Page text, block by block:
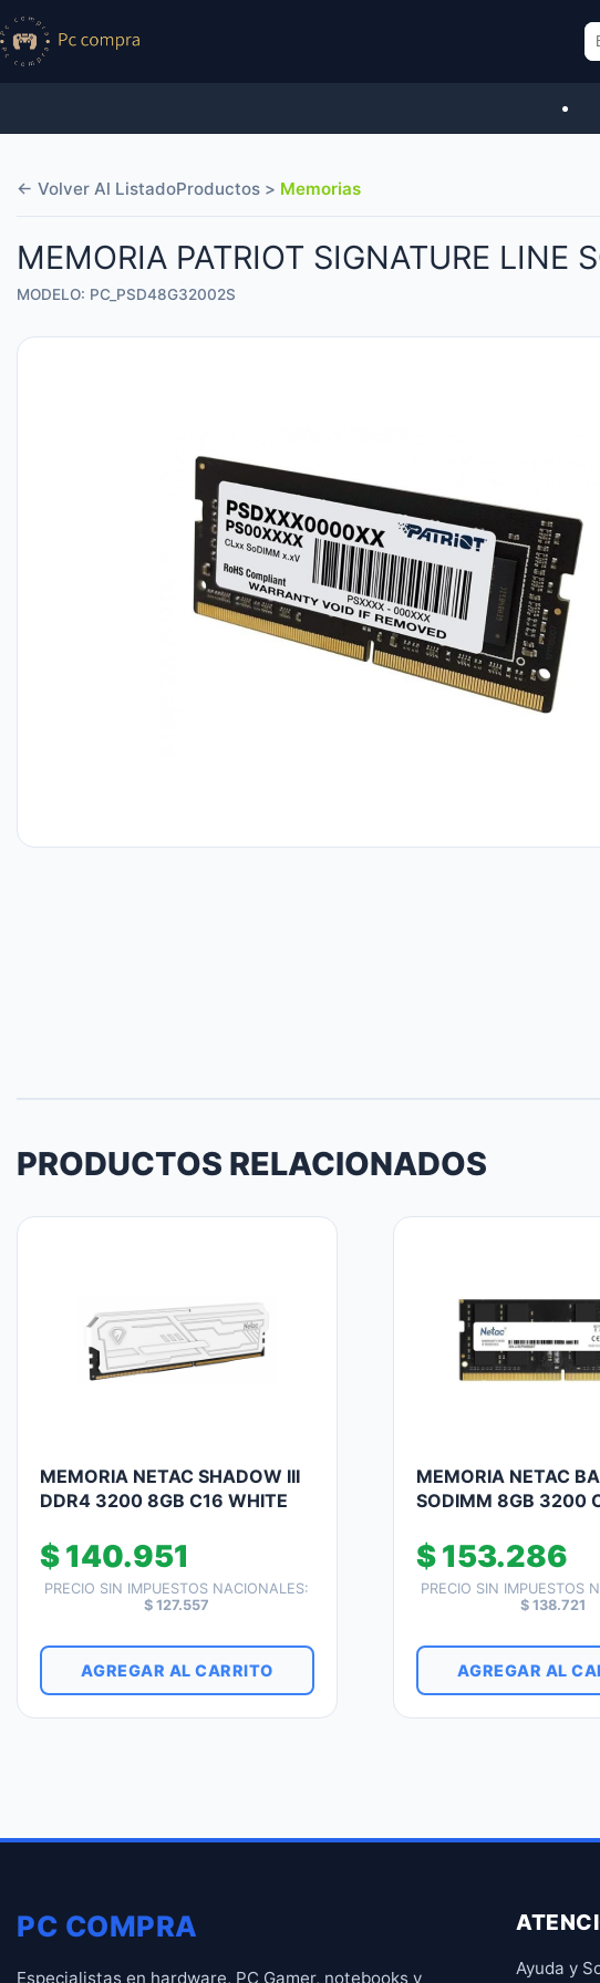
← Volver Al ListadoProductos > Memorias
MEMORIA PATRIOT SIGNATURE
MODELO: PC_PSD48G32002S
PRODUCTOS RELACIONADOS
MEMORIA NETAC SHADOW III
DDR4 3200 8GB C16 WHITE
$140.951
PRECIO SIN IMPUESTOS NACIONALES:
$ 127.557
AGREGAR AL CARRITO
MEMORIA NETAC
SODIMM 8GB 3200
$153.286
PRECIO SIN IMPUESTOS
$ 138.721
AGREGAR AL
PC COMPRA
Especialistas en hardware, PC Gamer, notebooks y Ayuda y